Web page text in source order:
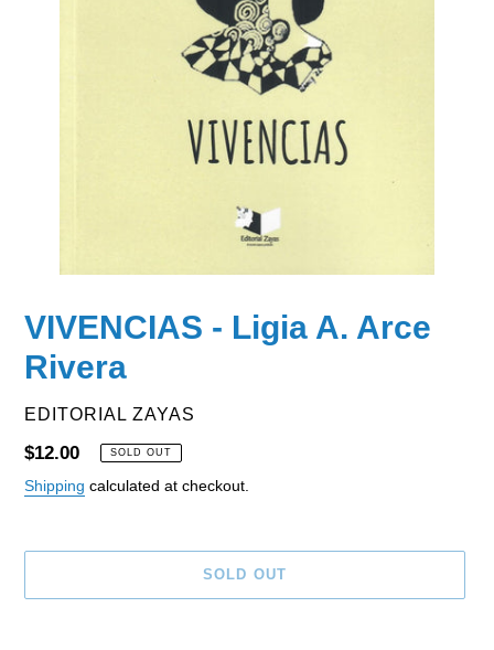
VIVENCIAS - Ligia A. Arce
Rivera
VENDOR
EDITORIAL ZAYAS
Regular
price
$12.00 SOLD OUT
Shipping calculated at checkout.
SOLD OUT